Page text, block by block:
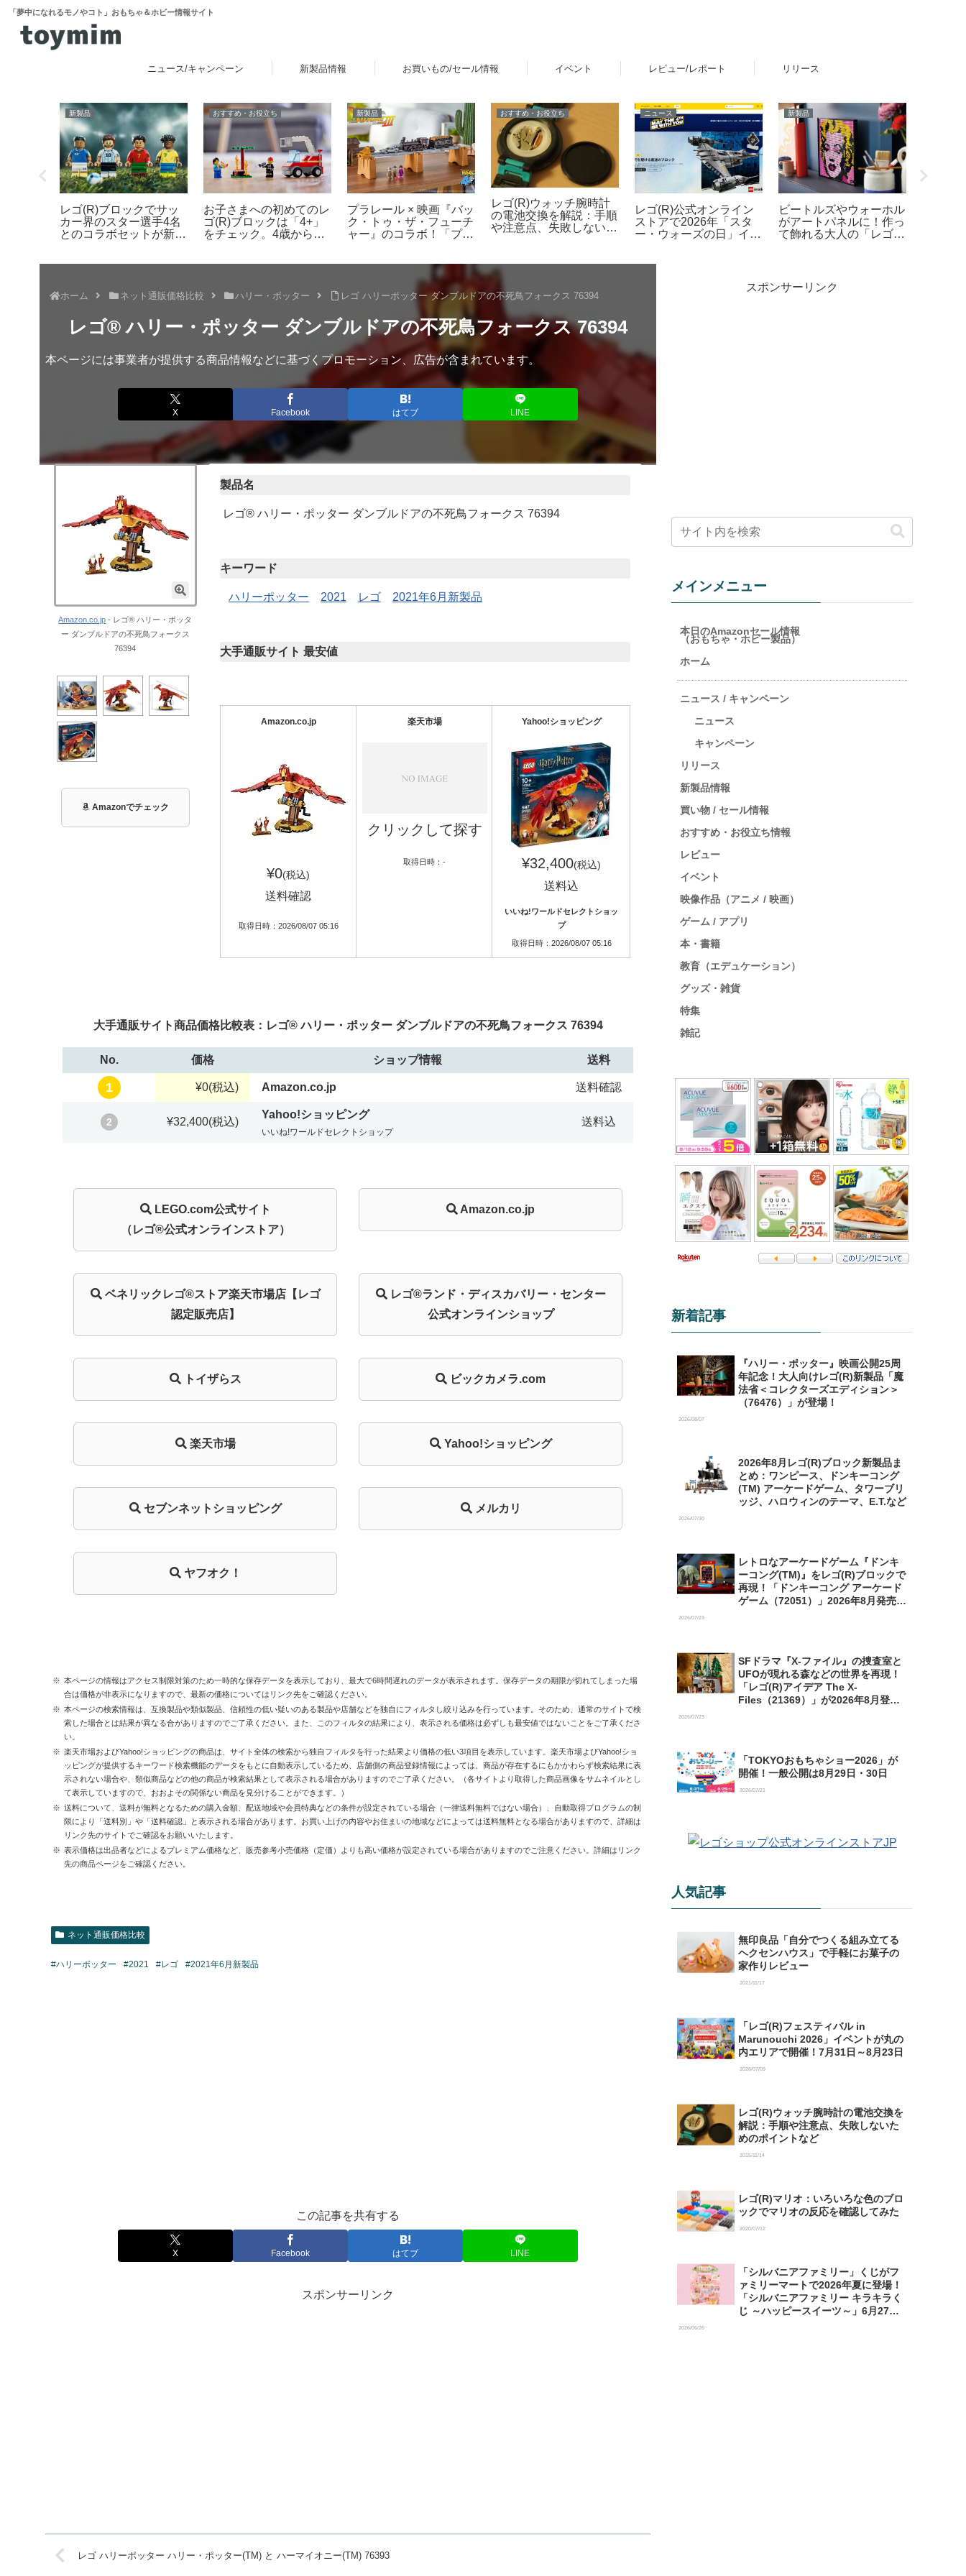
「夢中になれるモノやコト」おもちゃ＆ホビー情報サイト
ニュース/キャンペーン 新製品情報 お買いもの/セール情報 イベント レビュー/レポート リリース
レビュー
レゴ(R)ミニフィギュア
（ミニフィグ）の足の長
さや特徴 比較レビュー
ニュース
キャラクターとぷにぷに
コミュニケーションが楽
しめるタカラトミーの液
化
イベント
「レゴ(R)フェスティバ
ル in Marunouchi 2026」
イベントが丸の内エリア
レビュー
レゴ(R)マリオ：マリオ
の表情やリアクションの
変化を確認してみた
グッズ・雑貨
壁などに貼ってレゴ(R)
ブロックが付けられる互
換テープ「ブロッテ」レ
ニュース
「シルバニアファミリ
ー」くじがファミリーマ
ートで2026年夏に登
27日発売開始
ホーム ネット通販価格比較 ハリー・ポッター レゴ ハリーポッター ダンブルドアの不死鳥フォークス 76394
レゴ® ハリー・ポッター ダンブルドアの不死鳥フォークス 76394
本ページには事業者が提供する商品情報などに基づくプロモーション、広告が含まれています。
X Facebook はてブ LINE
Amazon.co.jp - レゴ® ハリー・ポッタ
ー ダンブルドアの不死鳥フォークス
76394
Amazonでチェック
製品名
レゴ® ハリー・ポッター ダンブルドアの不死鳥フォークス 76394
キーワード
ハリーポッター 2021 レゴ 2021年6月新製品
大手通販サイト 最安値
Amazon.co.jp
¥0(税込)
送料確認
取得日時：2026/08/07 05:16
楽天市場
クリックして探す
取得日時：-
Yahoo!ショッピング
¥32,400(税込)
送料込
いいね!ワールドセレクトショッ
プ
取得日時：2026/08/07 05:16
大手通販サイト商品価格比較表：レゴ® ハリー・ポッター ダンブルドアの不死鳥フォークス 76394
No. 価格 ショップ情報 送料
1 ¥0(税込) Amazon.co.jp 送料確認
2 ¥32,400(税込)
Yahoo!ショッピング
いいね!ワールドセレクトショップ
送料込
LEGO.com公式サイト
（レゴ®公式オンラインストア）
Amazon.co.jp
ベネリック レゴ®ストア楽天市場店【レゴ
認定販売店】
レゴ®ランド・ ディスカバリー・ センター
公式オンラインショップ
トイザらス ビックカメラ.com
楽天市場 Yahoo!ショッピング
セブンネットショッピング メルカリ
ヤフオク！
本ページの情報はアクセス制限対策のため一時的な保存データを表示しており、最大で6時間遅れのデータが表示されます。保存データの期限が切れてしまった場
合は価格が非表示になりますので、最新の価格についてはリンク先をご確認ください。
本ページの検索情報は、互換製品や類似製品、信頼性の低い疑いのある製品や店舗などを独自にフィルタし絞り込みを行っています。そのため、通常のサイトで検
索した場合とは結果が異なる合がありますのでご了承ください。また、このフィルタの結果により、表示される価格は必ずしも最安値ではないことをご了承くださ
い。
楽天市場およびYahoo!ショッピングの商品は、サイト全体の検索から独自フィルタを行った結果より価格の低い3項目を表示しています。楽天市場よびYahoo!ショ
ッピングが提供するキーワード検索機能のデータをもとに自動表示しているため、店舗側の商品登録情報によっては、商品が存在するにもかかわらず検索結果に表
示されない場合や、類似商品などの他の商品が検索結果として表示される場合がありますのでご了承ください。（各サイトより取得した商品画像をサムネイルとし
て表示していますので、おおよその関係ない商品を見分けることができます。）
送料について、送料が無料となるための購入金額、配送地域や会員特典などの条件が設定されている場合（一律送料無料ではない場合）、自動取得プログラムの制
限により「送料別」や「送料確認」と表示される場合があります。お買い上げの内容やお住まいの地域などによっては送料無料となる場合がありますので、詳細は
リンク先のサイトでご確認をお願いいたします。
表示価格は出品者などによるプレミアム価格など、販売参考小売価格（定価）よりも高い価格が設定されている場合がありますのでご注意ください。詳細はリンク
先の商品ページをご確認ください。
ネット通販価格比較
#ハリーポッター #2021 #レゴ #2021年6月新製品
この記事を共有する
X Facebook はてブ LINE
スポンサーリンク
レゴ ハリーポッター ハリー・ポッター(TM) と ハーマイオニー(TM) 76393
スポンサーリンク
メインメニュー
本日のAmazonセール情報
（おもちゃ・ホビー製品）
ホーム
ニュース / キャンペーン
ニュース
キャンペーン
リリース
新製品情報
買い物 / セール情報
おすすめ・お役立ち情報
レビュー
イベント
映像作品（アニメ / 映画）
ゲーム / アプリ
本・書籍
教育（エデュケーション）
グッズ・雑貨
特集
雑記
新着記事
『ハリー・ポッター』映画公開25周
年記念！大人向けレゴ(R)新製品「魔
法省＜コレクターズエディション＞
（76476）」が登場！
2026/08/07
2026年8月レゴ(R)ブロック新製品ま
とめ：ワンピース、ドンキーコング
(TM) アーケードゲーム、タワーブリ
ッジ、ハロウィンのテーマ、E.T.など
2026/07/30
レトロなアーケードゲーム『ドンキ
ーコング(TM)』をレゴ(R)ブロックで
再現！「ドンキーコング アーケード
ゲーム（72051）」2026年8月発売
2026/07/23
SFドラマ『X-ファイル』の捜査室と
UFOが現れる森などの世界を再現！
「レゴ(R)アイデア The X-
Files（21369）」が2026年8月登場
2026/07/23
「TOKYOおもちゃショー2026」が
開催！一般公開は8月29日・30日
2026/07/21
人気記事
無印良品「自分でつくる組み立てる
ヘクセンハウス」で手軽にお菓子の
家作りレビュー
2021/11/17
「レゴ(R)フェスティバル in
Marunouchi 2026」イベントが丸の
内エリアで開催！7月31日～8月23日
2026/07/09
レゴ(R)ウォッチ腕時計の電池交換を
解説：手順や注意点、失敗しないた
めのポイントなど
2015/11/14
レゴ(R)マリオ：いろいろな色のブロ
ックでマリオの反応を確認してみた
2020/07/12
「シルバニアファミリー」くじがフ
ァミリーマートで2026年夏に登場！
「シルバニアファミリー キラキラく
じ ～ハッピースイーツ～」6月27日
2026/06/26